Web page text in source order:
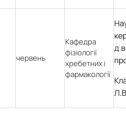
червень
Кафедра
фізіології
хребетних і
фармакології